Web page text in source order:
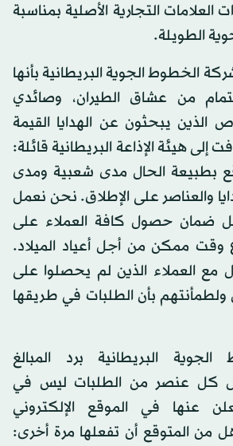
العلامات التجارية الأصلية بمناسبة
الطويلة.
الخطوط الجوية البريطانية بأنها
من عشاق الطيران، وصائدي
الذين يبحثون عن الهدايا القيمة
إلى هيئة الإذاعة البريطانية قائلة:
بطبيعة الحال مدى شعبية ومدى
والعناصر على الإطلاق. نحن نعمل
ضمان حصول كافة العملاء على
ممكن من أجل أعياد الميلاد.
مع العملاء الذين لم يحصلوا على
ولطمأنتهم بأن الطلبات في طريقها
البريطانية برد المبالغ
كل عنصر من الطلبات ليس في
عنها في الموقع الإلكتروني
من المتوقع أن تفعلها مرة أخرى: